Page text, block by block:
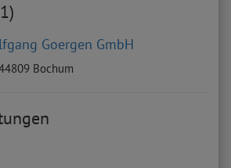
Goergen GmbH
Bochum